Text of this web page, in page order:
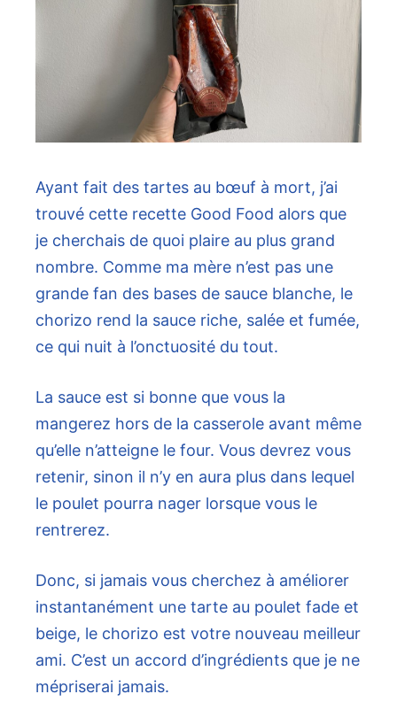
Ayant fait des tartes au bœuf à mort, j’ai
trouvé cette recette Good Food alors que
je cherchais de quoi plaire au plus grand
nombre. Comme ma mère n’est pas une
grande fan des bases de sauce blanche, le
chorizo ​​rend la sauce riche, salée et fumée,
ce qui nuit à l’onctuosité du tout.
La sauce est si bonne que vous la
mangerez hors de la casserole avant même
qu’elle n’atteigne le four. Vous devrez vous
retenir, sinon il n’y en aura plus dans lequel
le poulet pourra nager lorsque vous le
rentrerez.
Donc, si jamais vous cherchez à améliorer
instantanément une tarte au poulet fade et
beige, le chorizo ​​est votre nouveau meilleur
ami. C’est un accord d’ingrédients que je ne
mépriserai jamais.